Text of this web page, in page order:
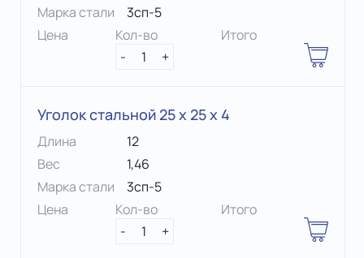
Марка стали
3сп-5
Цена
Кол-во
-
1 +
Итого
Уголок стальной 25 х 25 x 4
Длина
12
Вес
1,46
Марка стали
3сп-5
Цена
Кол-во
-
1 +
Итого